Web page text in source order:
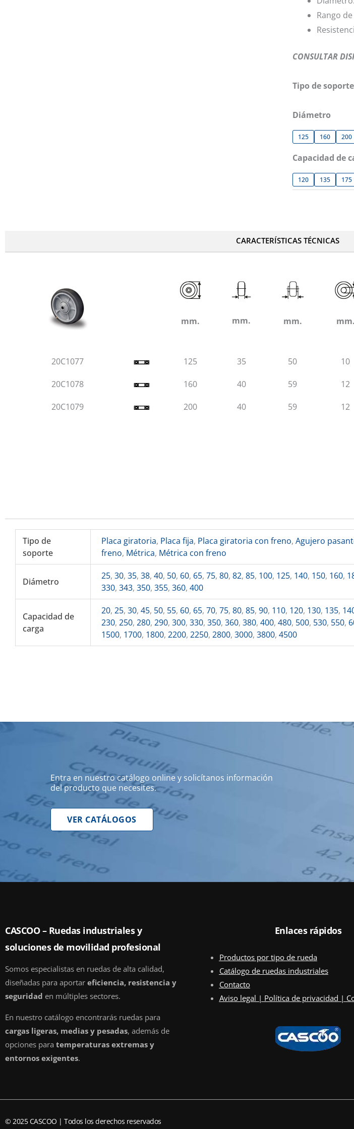
Rango
CONSULTAR
Tipo de soporte
Diámetro
125 160 200
Capacidad de
120 135 175
CARACTERÍSTICAS TÉCNICAS
mm. mm. mm. mm.
20C1077 125 35 50 10
20C1078 160 40 59 12
20C1079 200 40 59 12
Tipo de
soporte
Placa giratoria, Placa fija, Placa giratoria con freno,Agujero
freno, Métrica, Métrica con freno
Diámetro
25,30,35,38,40, 50, 60, 65,75,80,82,85, 100, 125, 140, 150, 160,
330,343,350,355,360,400
Capacidad de
carga
20,25,30,45, 50, 55, 60, 65,70,75,80,85,90, 110, 120, 130, 135,
230,250,280,290,300,330,350,360,380,400,480, 500, 530, 550,
1500, 1700, 1800,2200,2250,2800,3000,3800,4500
Entra en nuestro catálogo online y solicítanos información
del producto que necesites.
VER CATÁLOGOS
CASCOO – Ruedas industriales y
soluciones de movilidad profesional
Somos especialistas en ruedas de alta calidad,
diseñadas para aportar eficiencia, resistencia y
seguridad en múltiples sectores.
En nuestro catálogo encontrarás ruedas para
cargas ligeras, medias y pesadas, además de
opciones para temperaturas extremas y
entornos exigentes.
Enlaces rápidos
Productos por tipo de rueda
Catálogo de ruedas industriales
Contacto
Aviso legal | Política de privacidad |
© 2025 CASCOO | Todos los derechos reservados